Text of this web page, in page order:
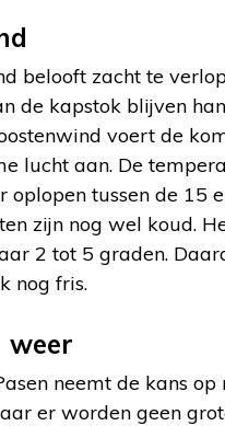
belooft zacht te
de kapstok blijven
voert de
lucht aan. De
oplopen tussen de 15
zijn nog wel koud.
2 tot 5 graden.
nog fris.
weer
neemt de kans op
er worden geen